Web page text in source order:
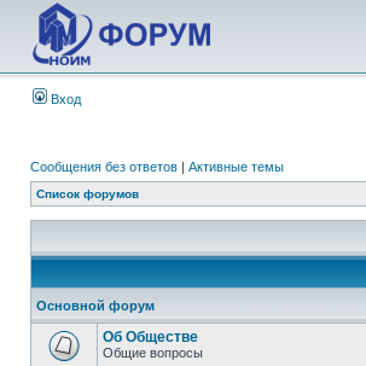
Вход
Сообщения без ответов | Активные темы
Список форумов
Основной форум
Об Обществе
Общие вопросы